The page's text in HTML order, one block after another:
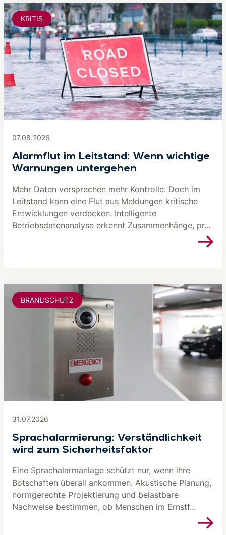
07.08.2026
Alarmflut im Leitstand: Wenn wichtige
Warnungen untergehen
Mehr Daten versprechen mehr Kontrolle. Doch im
Leitstand kann eine Flut aus Meldungen kritische
Entwicklungen verdecken. Intelligente
Betriebsdatenanalyse erkennt Zusammenhänge, pr...
KRITIS
31.07.2026
Sprachalarmierung: Verständlichkeit
wird zum Sicherheitsfaktor
Eine Sprachalarmanlage schützt nur, wenn ihre
Botschaften überall ankommen. Akustische Planung,
normgerechte Projektierung und belastbare
Nachweise bestimmen, ob Menschen im Ernstf...
BRANDSCHUTZ